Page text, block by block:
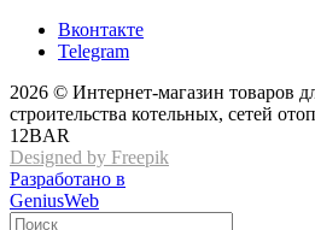
Вконтакте
Telegram
2026 © Интернет-магазин товаров
строительства котельных, сетей
12BAR
Designed by Freepik
Разработано в
GeniusWeb